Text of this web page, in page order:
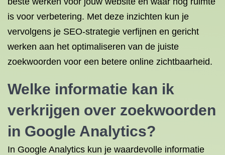
is voor verbetering. Met deze inzichten kun je
vervolgens je SEO-strategie verfijnen en gericht
werken aan het optimaliseren van de juiste
zoekwoorden voor een betere online zichtbaarheid.
Welke informatie kan ik
verkrijgen over zoekwoorden
in Google Analytics?
In Google Analytics kun je waardevolle informatie